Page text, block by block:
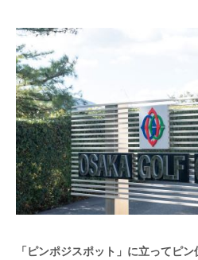
「ピンポジスポット」に立ってピ